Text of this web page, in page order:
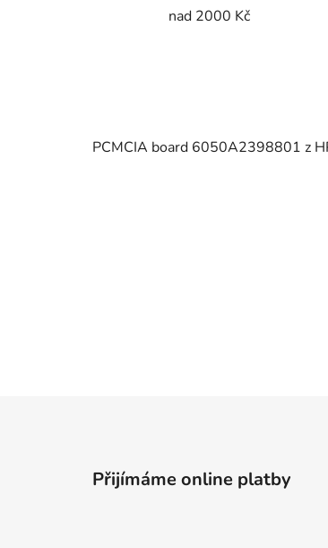
nad 2000 Kč
PCMCIA board 6050A2398801 z
Přijímáme online platby